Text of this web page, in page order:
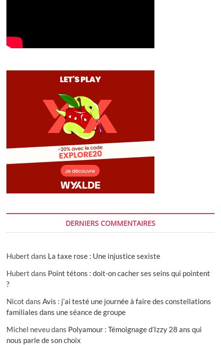
DERNIERS COMMENTAIRES
Hubert dans La taxe rose : Une injustice sexiste
Hubert dans Point tétons : doit-on cacher ses seins qui pointent
?
Nicot dans Avis : j’ai testé une journée à faire des constellations
familiales dans une séance de groupe
Michel neveudans Polyamour : Témoignage d’Izzy 28 ans qui
nous parle de son choix